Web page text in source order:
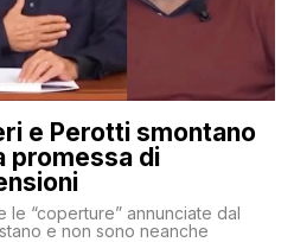
e Perotti smontano
promessa di
“coperture” annunciate dal
e non sono neanche